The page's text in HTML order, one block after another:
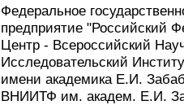
Федеральное
предприятие "Российский
Центр - Всероссийский
Исследовательский
имени академика Е.И.
ВНИИТФ им. академ. Е.И.